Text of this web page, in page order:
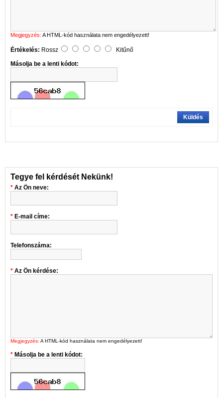
Megjegyzés: A HTML-kód használata nem engedélyezett!
Értékelés: Rossz
Kitűnő
Másolja be a lenti kódot:
Küldés
Tegye fel kérdését Nekünk!
Az Ön neve:
E-mail címe:
Telefonszáma:
Az Ön kérdése:
Megjegyzés: A HTML-kód használata nem engedélyezett!
Másolja be a lenti kódot: